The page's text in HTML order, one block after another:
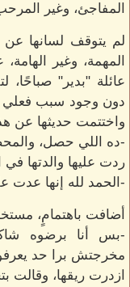
المفاجئ، وغير
لم يتوقف لسانها عن
المهمة، وغير
عائلة "بدير" صباحًا،
دون وجود سبب فعلي
واختتمت حديثها عن
-ده اللي حصل،
ردت عليها والدتها في
-الحمد لله إنها عدت
أضافت باهتمامٍ،
-بس أنا برضوه
مخرجتش برا حد
ازدرت ريقها، وقالت